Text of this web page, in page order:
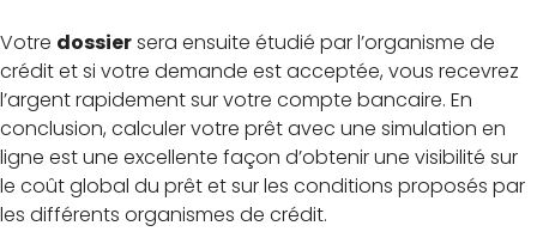
Votre dossiersera ensuite étudié par l’organisme de
crédit et si votre demande est acceptée, vous recevrez
l’argent rapidement sur votre compte bancaire. En
conclusion, calculer votre prêt avec une simulation en
ligne est une excellente façon d’obtenir une visibilité sur
le coût global du prêt et sur les conditions proposés par
les différents organismes de crédit.